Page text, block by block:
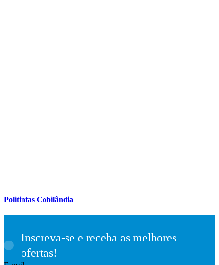
Politintas Cobilândia
Inscreva-se e receba as melhores
ofertas!